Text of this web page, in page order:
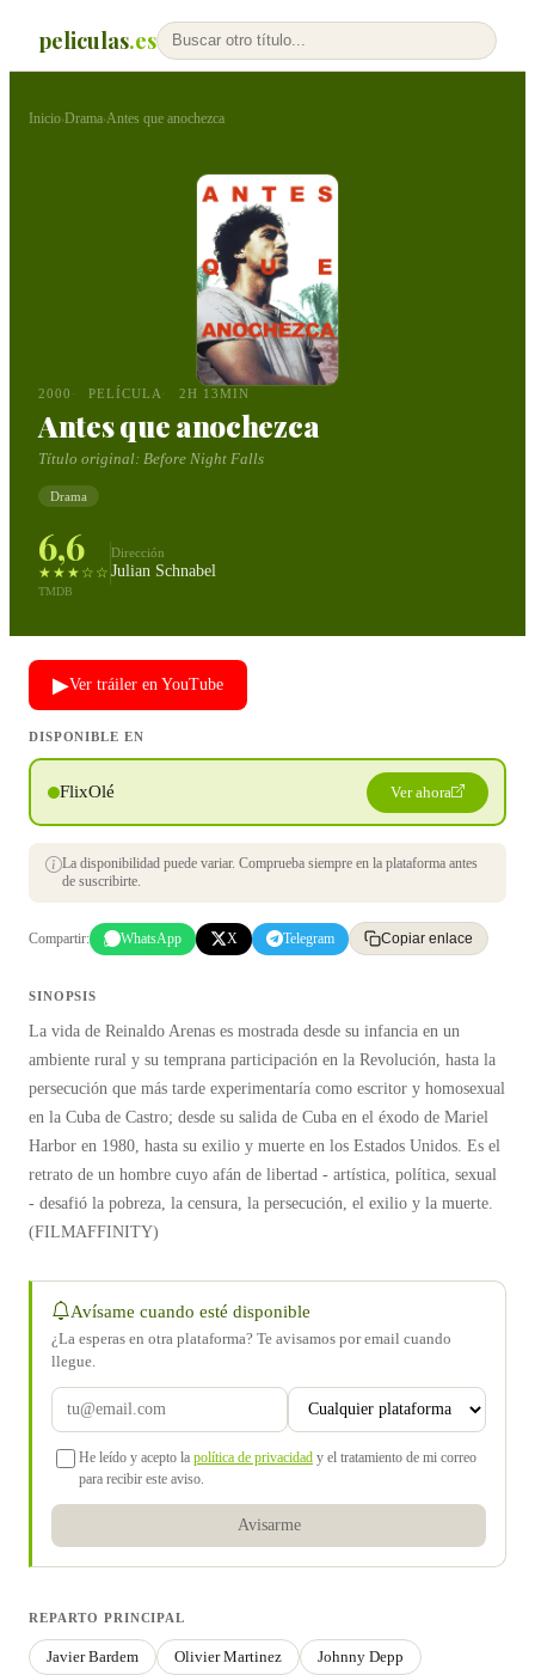
peliculas.es
Inicio›Drama›Antes que anochezca
2000 PELÍCULA 2H 13MIN
Antes que anochezca
Título original: Before Night Falls
Drama
6,6
★★★☆☆
TMDB
Dirección
Julian Schnabel
▶Ver tráiler en YouTube
DISPONIBLE EN
FlixOlé Ver ahora
La disponibilidad puede variar. Comprueba siempre en la plataforma antes
de suscribirte.
Compartir: WhatsApp X Telegram Copiar enlace
SINOPSIS
La vida de Reinaldo Arenas es mostrada desde su infancia en un
ambiente rural y su temprana participación en la Revolución, hasta la
persecución que más tarde experimentaría como escritor y homosexual
en la Cuba de Castro; desde su salida de Cuba en el éxodo de Mariel
Harbor en 1980, hasta su exilio y muerte en los Estados Unidos. Es el
retrato de un hombre cuyo afán de libertad - artística, política, sexual
- desafió la pobreza, la censura, la persecución, el exilio y la muerte.
(FILMAFFINITY)
Avísame cuando esté disponible
¿La esperas en otra plataforma? Te avisamos por email cuando
llegue.
He leído y acepto la política de privacidad y el tratamiento de mi correo
para recibir este aviso.
Avisarme
REPARTO PRINCIPAL
Javier Bardem Olivier Martinez
Johnny Depp